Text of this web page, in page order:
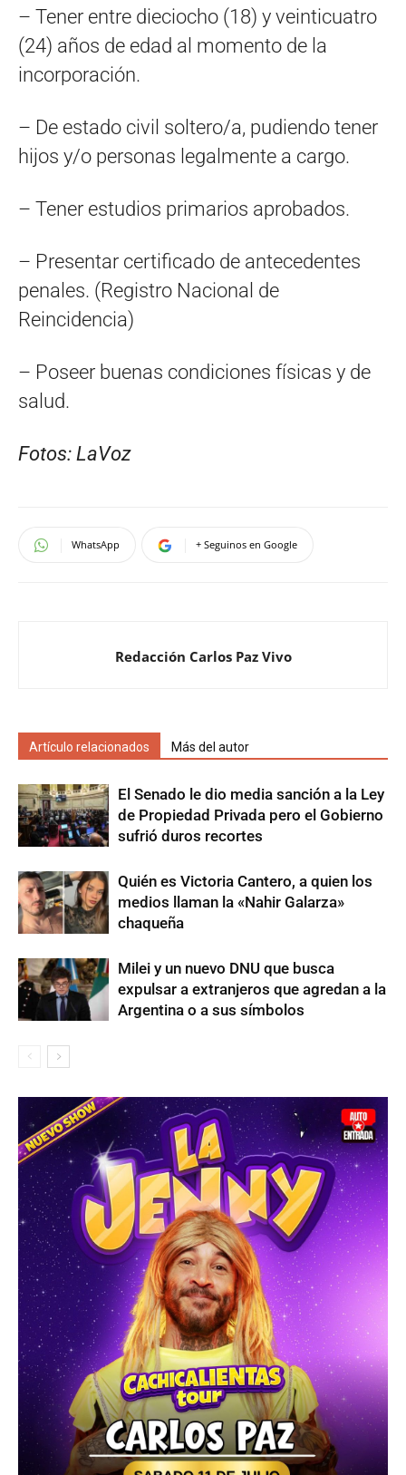
– Tener entre dieciocho (18) y veinticuatro
(24) años de edad al momento de la
incorporación.
– De estado civil soltero/a, pudiendo tener
hijos y/o personas legalmente a cargo.
– Tener estudios primarios aprobados.
– Presentar certificado de antecedentes
penales. (Registro Nacional de
Reincidencia)
– Poseer buenas condiciones físicas y de
salud.
Fotos: LaVoz
WhatsApp + Seguinos en Google
Redacción Carlos Paz Vivo
Artículo relacionados Más del autor
El Senado le dio media sanción a la Ley
de Propiedad Privada pero el Gobierno
sufrió duros recortes
Quién es Victoria Cantero, a quien los
medios llaman la «Nahir Galarza»
chaqueña
Milei y un nuevo DNU que busca
expulsar a extranjeros que agredan a la
Argentina o a sus símbolos